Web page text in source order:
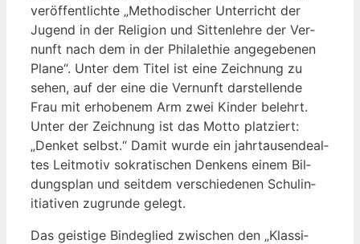
ver­öf­fent­lich­te „Metho­di­scher Unter­richt der
Jugend in der Reli­gi­on und Sit­ten­leh­re der Ver­
nunft nach dem in der Philal­ethie ange­ge­be­nen
Pla­ne“. Unter dem Titel ist eine Zeich­nung zu
sehen, auf der eine die Ver­nunft dar­stel­len­de
Frau mit erho­be­nem Arm zwei Kin­der belehrt.
Unter der Zeich­nung ist das Motto plat­ziert:
„Den­ket selbst.“ Damit wur­de ein jahr­tau­sen­de­al­
tes Leit­mo­tiv sokra­ti­schen Den­kens einem Bil­
dungs­plan und seit­dem ver­schie­de­nen Schul­in­
itia­ti­ven zugrun­de gelegt.
Das geis­ti­ge Bin­de­glied zwi­schen den „Klas­si­